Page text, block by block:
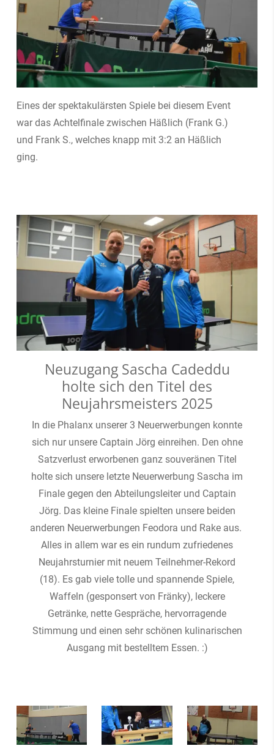
Eines der spektakulärsten Spiele bei diesem Event
war das Achtelfinale zwischen Häßlich (Frank G.)
und Frank S., welches knapp mit 3:2 an Häßlich
ging.
Neuzugang Sascha Cadeddu
holte sich den Titel des
Neujahrsmeisters 2025
In die Phalanx unserer 3 Neuerwerbungen konnte
sich nur unsere Captain Jörg einreihen. Den ohne
Satzverlust erworbenen ganz souveränen Titel
holte sich unsere letzte Neuerwerbung Sascha im
Finale gegen den Abteilungsleiter und Captain
Jörg. Das kleine Finale spielten unsere beiden
anderen Neuerwerbungen Feodora und Rake aus.
Alles in allem war es ein rundum zufriedenes
Neujahrsturnier mit neuem Teilnehmer-Rekord
(18). Es gab viele tolle und spannende Spiele,
Waffeln (gesponsert von Fränky), leckere
Getränke, nette Gespräche, hervorragende
Stimmung und einen sehr schönen kulinarischen
Ausgang mit bestelltem Essen. :)